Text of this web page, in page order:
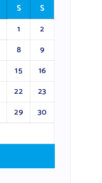
S
S
1
2
8
9
15
16
22
23
29
30